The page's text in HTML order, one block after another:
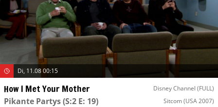
Di, 11.08 00:15
How I Met Your Mother Disney Channel (FULL)
Pikante Partys(S:2 E: 19) Sitcom (USA 2007)